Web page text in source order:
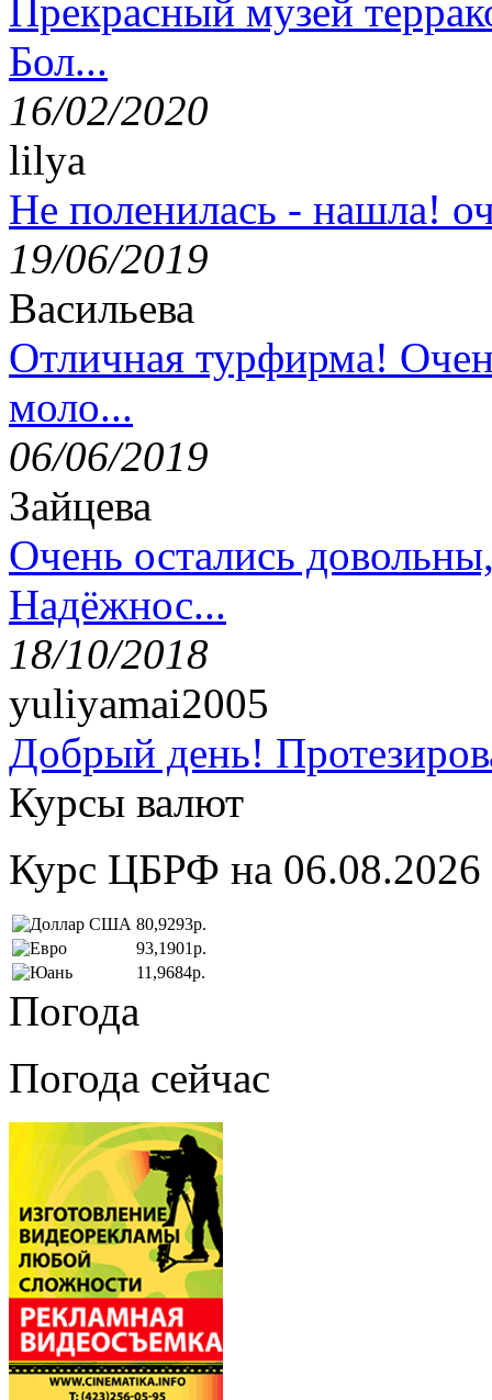
Прекрасный музей
Бол...
16/02/2020
lilya
Не поленилась - нашла!
19/06/2019
Васильева
Отличная турфирма!
моло...
06/06/2019
Зайцева
Очень остались
Надёжнос...
18/10/2018
yuliyamai2005
Добрый день!
Курсы валют
Курс ЦБРФ на 06.08.2026
80,9293р.
93,1901р.
11,9684р.
Погода
Погода сейчас